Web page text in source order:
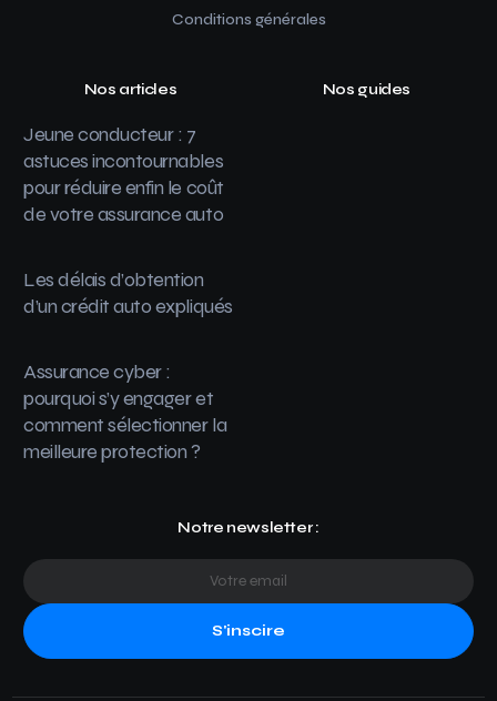
Conditions générales
Nos articles
Jeune conducteur : 7
astuces incontournables
pour réduire enfin le coût
de votre assurance auto
Les délais d’obtention
d’un crédit auto expliqués
Assurance cyber :
pourquoi s’y engager et
comment sélectionner la
meilleure protection ?
Nos guides
Notre newsletter :
S'inscire